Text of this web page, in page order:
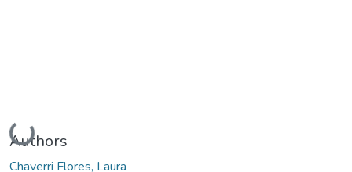
Loading...
Authors
Chaverri Flores, Laura